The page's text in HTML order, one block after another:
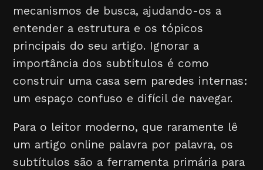
mecanismos de busca, ajudando-os a
entender a estrutura e os tópicos
principais do seu artigo. Ignorar a
importância dos subtítulos é como
construir uma casa sem paredes internas:
um espaço confuso e difícil de navegar.
Para o leitor moderno, que raramente lê
um artigo online palavra por palavra, os
subtítulos são a ferramenta primária para